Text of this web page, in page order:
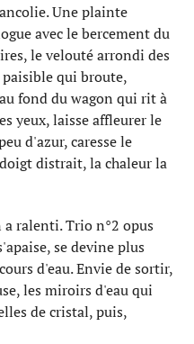
Une plainte
avec le bercement du
le velouté arrondi des
qui broute,
fond du wagon qui rit à
yeux, laisse affleurer le
d'azur, caresse le
distrait, la chaleur la
ralenti. Trio n°2 opus
se devine plus
d'eau. Envie de sortir,
les miroirs d'eau qui
de cristal, puis,